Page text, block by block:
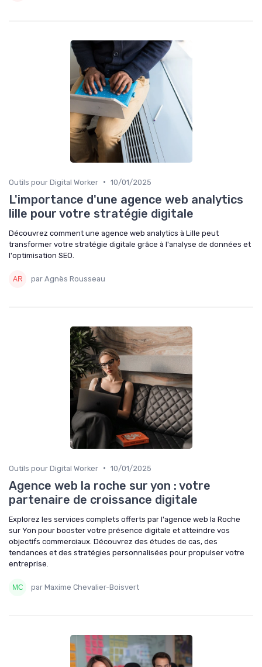
Outils pour Digital Worker • 10/01/2025
L'importance d'une agence web analytics
lille pour votre stratégie digitale
Découvrez comment une agence web analytics à Lille peut
transformer votre stratégie digitale grâce à l'analyse de données et
l'optimisation SEO.
par Agnès Rousseau
Outils pour Digital Worker • 10/01/2025
Agence web la roche sur yon : votre
partenaire de croissance digitale
Explorez les services complets offerts par l'agence web la Roche
sur Yon pour booster votre présence digitale et atteindre vos
objectifs commerciaux. Découvrez des études de cas, des
tendances et des stratégies personnalisées pour propulser votre
entreprise.
par Maxime Chevalier-Boisvert